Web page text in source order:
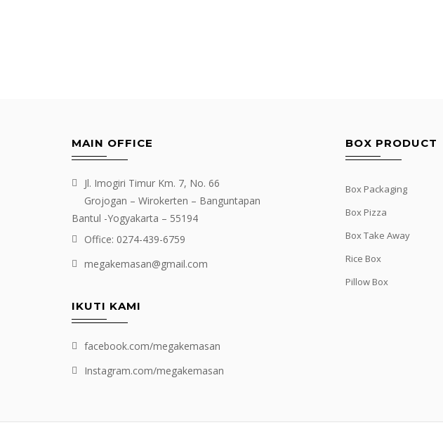
MAIN OFFICE
Jl. Imogiri Timur Km. 7, No. 66
Grojogan – Wirokerten – Banguntapan
Bantul -Yogyakarta – 55194
Office: 0274-439-6759
megakemasan@gmail.com
IKUTI KAMI
facebook.com/megakemasan
Instagram.com/megakemasan
BOX PRODUCT
Box Packaging
Box Pizza
Box Take Away
Rice Box
Pillow Box